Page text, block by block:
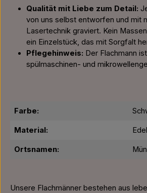
Qualität mit Liebe zum Detail:
von uns selbst entworfen und mit
Lasertechnik graviert. Kein
ein Einzelstück, das mit Sorgfalt
Pflegehinweis: Der Flachmann ist
spülmaschinen- und
Farbe:
Material:
Ortsnamen:
Unsere Flachmänner bestehen aus